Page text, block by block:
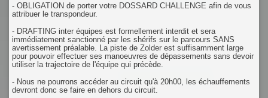
- OBLIGATION de porter votre DOSSARD CHALLENGE afin de vous
attribuer le transpondeur.
- DRAFTING inter équipes est formellement interdit et sera
immédiatement sanctionné par les shérifs sur le parcours SANS
avertissement préalable. La piste de Zolder est suffisamment large
pour pouvoir effectuer ses manoeuvres de dépassements sans devoir
utiliser la trajectoire de l'équipe qui précède.
- Nous ne pourrons accéder au circuit qu'à 20h00, les échauffements
devront donc se faire en dehors du circuit.